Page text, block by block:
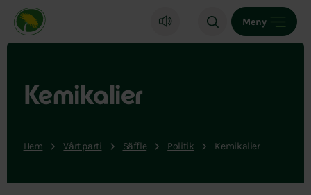
Miljöpartiet de gröna, startsida
Meny
Kemikalier
Hem Vårt parti Säffle Politik Kemikalier